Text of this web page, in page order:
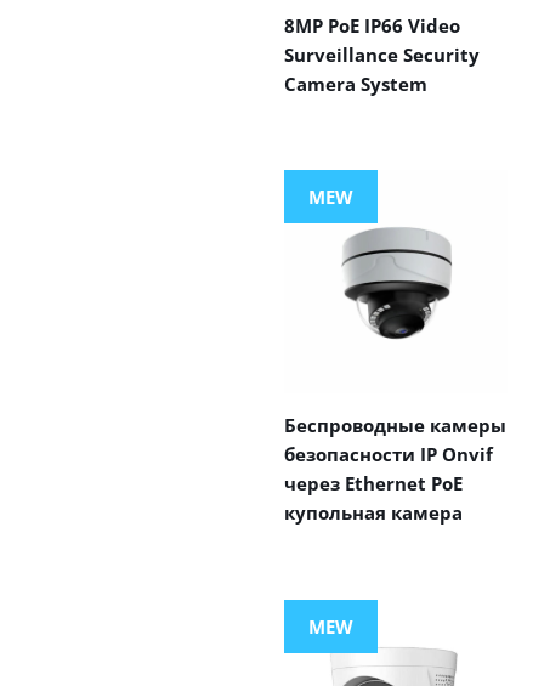
8MP PoE IP66 Video
Surveillance Security
Camera System
MEW
Беспроводные камеры
безопасности IP Onvif
через Ethernet PoE
купольная камера
MEW